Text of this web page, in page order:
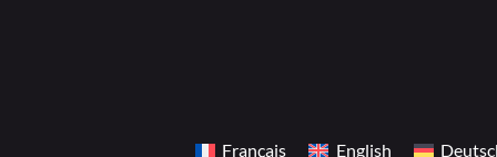
Français English